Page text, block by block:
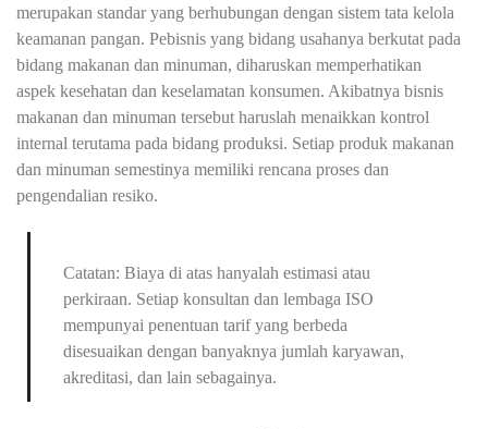
merupakan standar yang berhubungan dengan sistem tata kelola
keamanan pangan. Pebisnis yang bidang usahanya berkutat pada
bidang makanan dan minuman, diharuskan memperhatikan
aspek kesehatan dan keselamatan konsumen. Akibatnya bisnis
makanan dan minuman tersebut haruslah menaikkan kontrol
internal terutama pada bidang produksi. Setiap produk makanan
dan minuman semestinya memiliki rencana proses dan
pengendalian resiko.
Catatan: Biaya di atas hanyalah estimasi atau
perkiraan. Setiap konsultan dan lembaga ISO
mempunyai penentuan tarif yang berbeda
disesuaikan dengan banyaknya jumlah karyawan,
akreditasi, dan lain sebagainya.